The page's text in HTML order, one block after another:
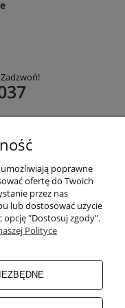
poprawne
ofertę do Twoich
przez nas
lub dostosować użycie
opcję "Dostosuj zgody".
Polityce